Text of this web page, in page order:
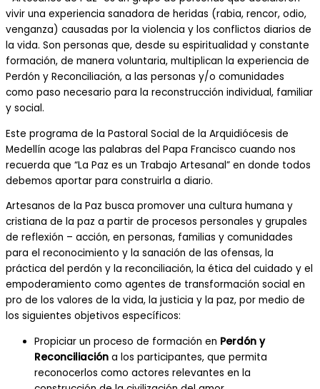
vivir una experiencia sanadora de heridas (rabia, rencor, odio,
venganza) causadas por la violencia y los conflictos diarios de
la vida. Son personas que, desde su espiritualidad y constante
formación, de manera voluntaria, multiplican la experiencia de
Perdón y Reconciliación, a las personas y/o comunidades
como paso necesario para la reconstrucción individual, familiar
y social.
Este programa de la Pastoral Social de la Arquidiócesis de
Medellín acoge las palabras del Papa Francisco cuando nos
recuerda que “La Paz es un Trabajo Artesanal” en donde todos
debemos aportar para construirla a diario.
Artesanos de la Paz busca promover una cultura humana y
cristiana de la paz a partir de procesos personales y grupales
de reflexión – acción, en personas, familias y comunidades
para el reconocimiento y la sanación de las ofensas, la
práctica del perdón y la reconciliación, la ética del cuidado y el
empoderamiento como agentes de transformación social en
pro de los valores de la vida, la justicia y la paz, por medio de
los siguientes objetivos específicos:
Propiciar un proceso de formación en Perdón y
Reconciliación a los participantes, que permita
reconocerlos como actores relevantes en la